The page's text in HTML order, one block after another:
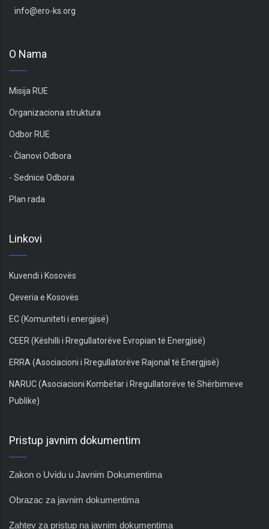
info@ero-ks.org
O Nama
Misija RUE
Organizaciona struktura
Odbor RUE
- Članovi Odbora
- Sednice Odbora
Plan rada
Linkovi
Kuvendi i Kosovës
Qeveria e Kosovës
EC (Komuniteti i energjisë)
CEER (Këshilli i Rregullatorëve Evropian të Energjisë)
ERRA (Asociacioni i Rregullatorëve Rajonal të Energjisë)
NARUC (Asociacioni Kombëtar i Rregullatorëve të Shërbimeve
Publike)
Pristup javnim dokumentim
Zakon o Uvidu u Javnim Dokumentima
Obrazac za javnim dokumentima
Zahtev za pristup na javnim dokumentima